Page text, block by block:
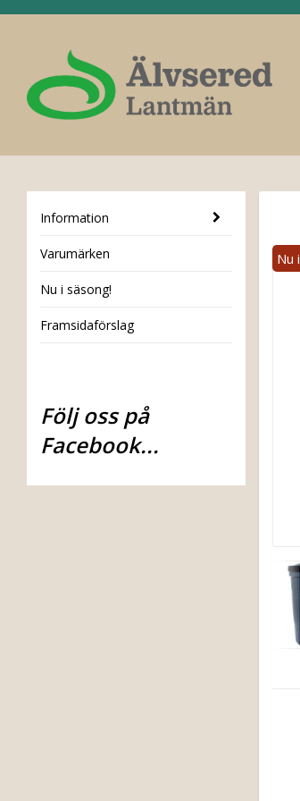
Information
Varumärken
Nu i säsong!
Framsidaförslag
Följ oss på
Facebook...